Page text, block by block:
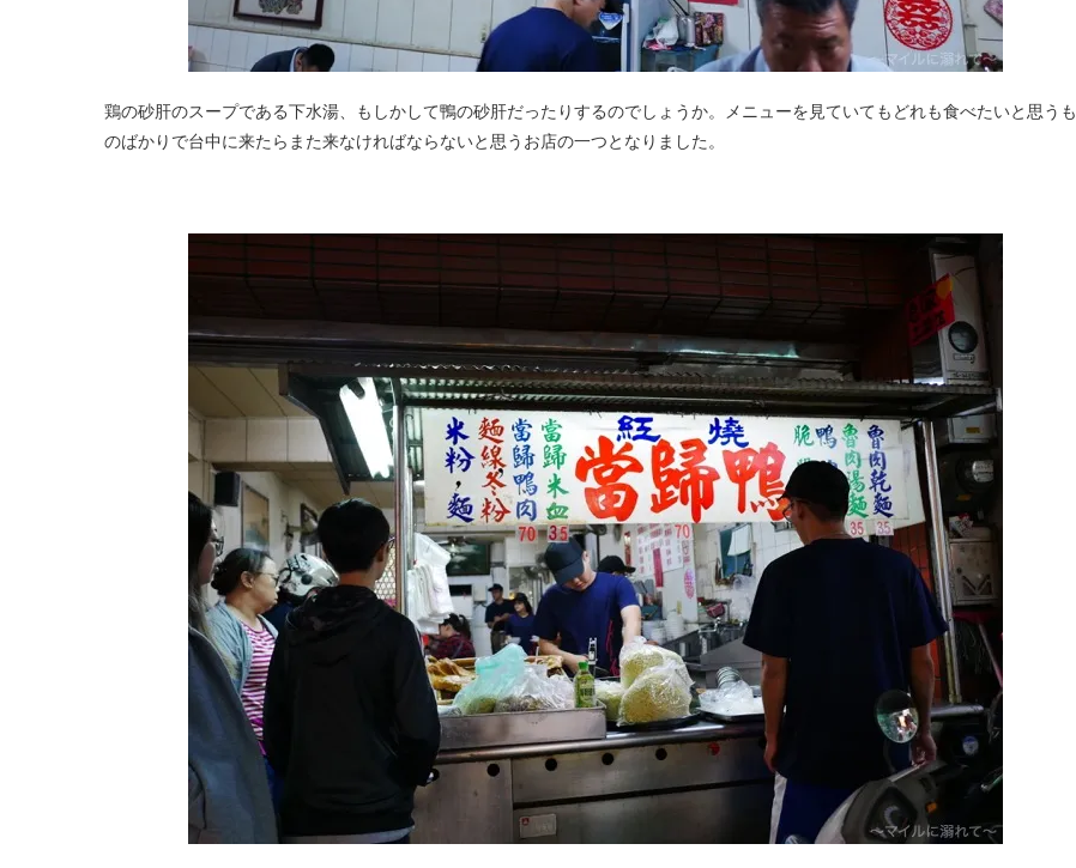
鶏の砂肝のスープである下水湯、もしかして鴨の砂肝だったりするのでしょうか。メニューを見ていてもどれも食べたいと思うも
のばかりで台中に来たらまた来なければならないと思うお店の一つとなりました。